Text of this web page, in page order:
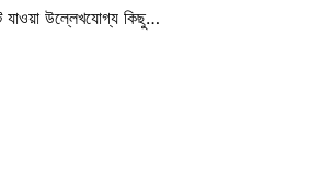
যাওয়া উল্লেখযোগ্য কিছু…